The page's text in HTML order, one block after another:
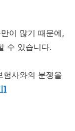
이 많기 때문에,
수 있습니다.
험사와의 분쟁을
]